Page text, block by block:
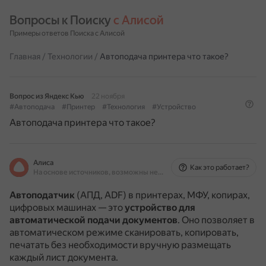
Вопросы к Поиску с Алисой
Примеры ответов Поиска с Алисой
Главная / Технологии / Автоподача принтера что такое?
Вопрос из Яндекс Кью
22 ноября
#Автоподача
#Принтер #Технология #Устройство
Автоподача принтера что такое?
Алиса
На основе источников, возможны неточности
Как это работает?
Автоподатчик (АПД, ADF) в принтерах, МФУ, копирах,
цифровых машинах — этоустройство для
автоматической подачи документов. Оно позволяет в
автоматическом режиме сканировать, копировать,
печатать без необходимости вручную размещать
каждый лист документа.